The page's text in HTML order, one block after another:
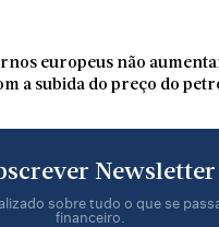
europeus não
a subida do preço do
Newsletter
sobre tudo o que se
financeiro.